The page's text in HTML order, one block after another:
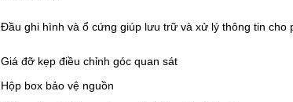
Đầu ghi hình và ổ cứng giúp lưu trữ và xử lý thông tin cho
Giá đỡ kẹp điều chỉnh góc quan sát
Hộp box bảo vệ nguồn